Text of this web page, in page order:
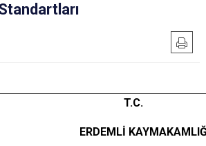
Silifke
Yenişehir
T.C.
ERDEMLİ